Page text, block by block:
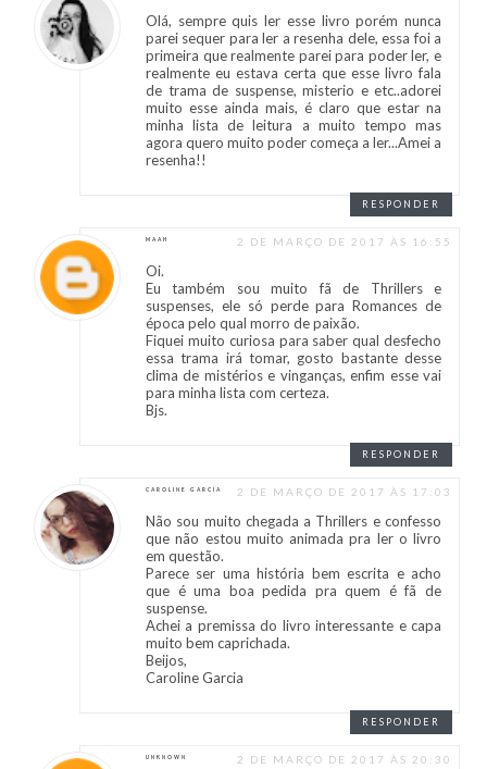
Olá, sempre quis ler esse livro porém nunca
parei sequer para ler a resenha dele, essa foi a
primeira que realmente parei para poder ler, e
realmente eu estava certa que esse livro fala
de trama de suspense, misterio e etc..adorei
muito esse ainda mais, é claro que estar na
minha lista de leitura a muito tempo mas
agora quero muito poder começa a ler...Amei a
resenha!!
RESPONDER
MAAH 2 DE MARÇO DE 2017 ÀS 16:55
Oi.
Eu também sou muito fã de Thrillers e
suspenses, ele só perde para Romances de
época pelo qual morro de paixão.
Fiquei muito curiosa para saber qual desfecho
essa trama irá tomar, gosto bastante desse
clima de mistérios e vinganças, enfim esse vai
para minha lista com certeza.
Bjs.
RESPONDER
CAROLINE GARCIA 2 DE MARÇO DE 2017 ÀS 17:03
Não sou muito chegada a Thrillers e confesso
que não estou muito animada pra ler o livro
em questão.
Parece ser uma história bem escrita e acho
que é uma boa pedida pra quem é fã de
suspense.
Achei a premissa do livro interessante e capa
muito bem caprichada.
Beijos,
Caroline Garcia
RESPONDER
UNKNOWN 2 DE MARÇO DE 2017 ÀS 20:30